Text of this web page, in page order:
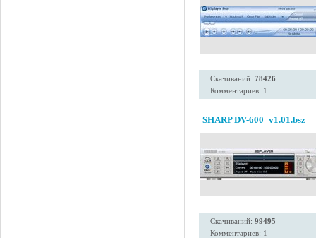
Скачиваний: 78426
Комментариев: 1
SHARP DV-600_v1.01.bsz
Скачиваний: 99495
Комментариев: 1